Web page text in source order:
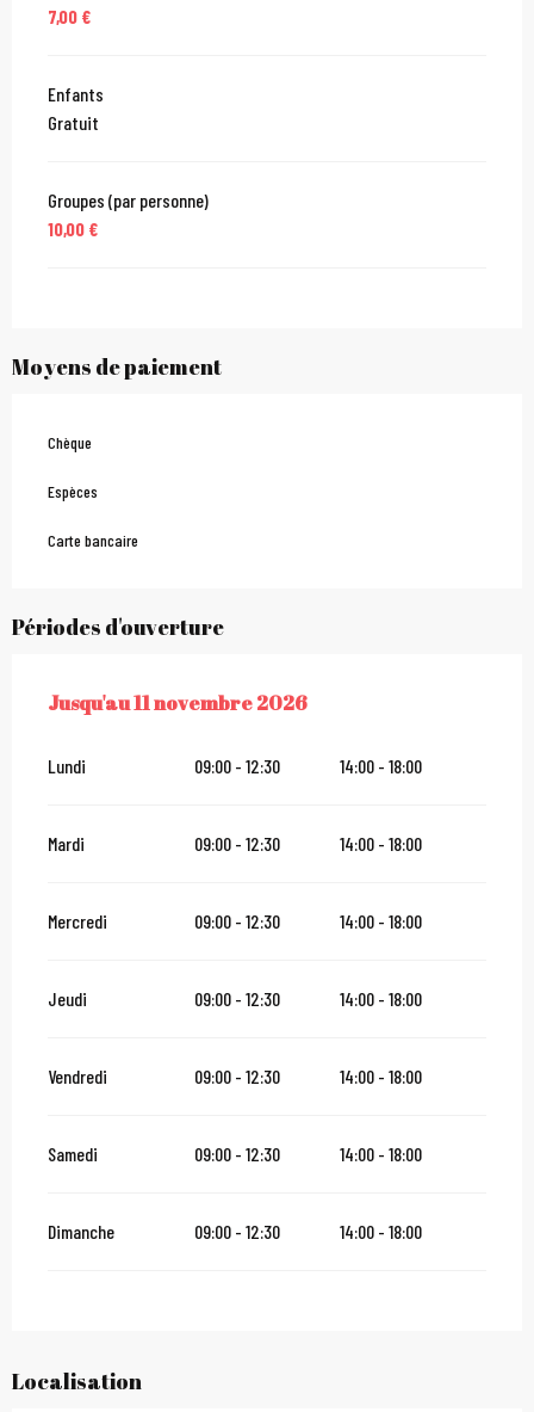
7,00 €
Enfants
Gratuit
Groupes (par personne)
10,00 €
Moyens de paiement
Chèque
Espèces
Carte bancaire
Périodes d'ouverture
DU3 AVRIL 2026AU11 NOVEMBRE 2026
Jusqu'au11 novembre 2026
Lundi 09:00 - 12:30 14:00 - 18:00
Mardi 09:00 - 12:30 14:00 - 18:00
Mercredi 09:00 - 12:30 14:00 - 18:00
Jeudi 09:00 - 12:30 14:00 - 18:00
Vendredi 09:00 - 12:30 14:00 - 18:00
Samedi 09:00 - 12:30 14:00 - 18:00
Dimanche 09:00 - 12:30 14:00 - 18:00
Localisation